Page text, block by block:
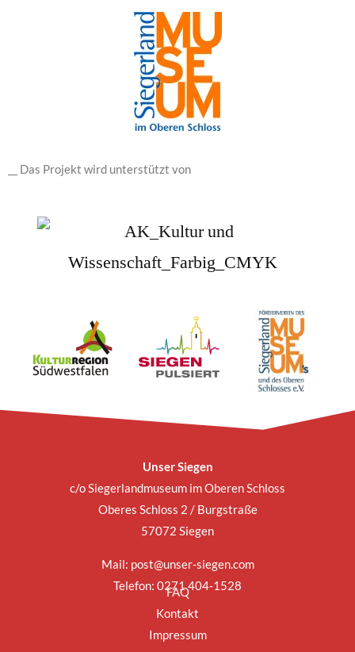
__ Das Projekt wird unterstützt von
Unser Siegen
c/o Siegerlandmuseum im Oberen Schloss
Oberes Schloss 2 / Burgstraße
57072 Siegen
Mail: post@unser-siegen.com
Telefon: 0271 404-1528
FAQ
Kontakt
Impressum